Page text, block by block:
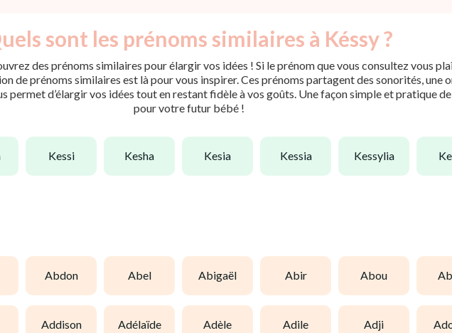
sont les prénoms similaires à Késsy ?
des prénoms similaires pour élargir vos idées ! Si le prénom que vous consultez vous
de prénoms similaires est là pour vous inspirer. Ces prénoms partagent des sonorités, une
permet d’élargir vos idées tout en restant fidèle à vos goûts. Une façon simple et pratique
pour votre futur bébé !
kessi kesha kesia kessia kessylia
abdon abel abigaël abir abou
addison adélaïde adèle adile adji